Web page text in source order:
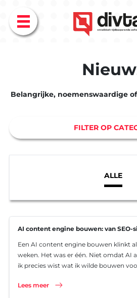
Menu
Belangrijke, noemenswaardige
FILTER OP
ALLE
AI content engine bouwen: van SEO-
Een AI content engine bouwen klinkt
weken. Het was er één. Niet omdat AI
ik precies wist wat ik wilde bouwen
Lees meer